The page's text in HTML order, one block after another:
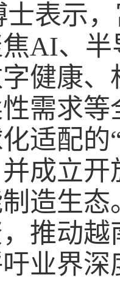
表示
AI、
健康
需求
适配的
成立
造生
推动
业界深